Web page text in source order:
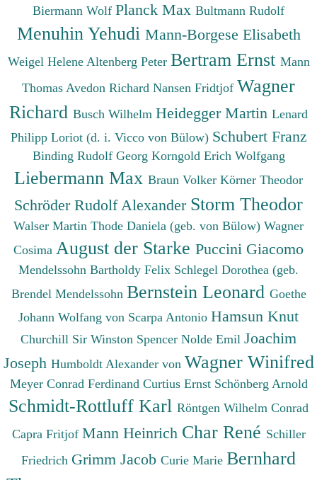
Biermann Wolf Planck Max Bultmann Rudolf
Menuhin Yehudi Mann-Borgese Elisabeth
Weigel Helene Altenberg Peter Bertram Ernst Mann
Thomas Avedon Richard Nansen Fridtjof Wagner
Richard Busch Wilhelm Heidegger Martin Lenard
Philipp Loriot (d. i. Vicco von Bülow) Schubert Franz
Binding Rudolf Georg Korngold Erich Wolfgang
Liebermann Max Braun Volker Körner Theodor
Schröder Rudolf Alexander Storm Theodor
Walser Martin Thode Daniela (geb. von Bülow) Wagner
Cosima August der Starke Puccini Giacomo
Mendelssohn Bartholdy Felix Schlegel Dorothea (geb.
Brendel Mendelssohn Bernstein Leonard Goethe
Johann Wolfang von Scarpa Antonio Hamsun Knut
Churchill Sir Winston Spencer Nolde Emil Joachim
Joseph Humboldt Alexander von Wagner Winifred
Meyer Conrad Ferdinand Curtius Ernst Schönberg Arnold
Schmidt-Rottluff Karl Röntgen Wilhelm Conrad
Capra Fritjof Mann Heinrich Char René Schiller
Friedrich Grimm Jacob Curie Marie Bernhard